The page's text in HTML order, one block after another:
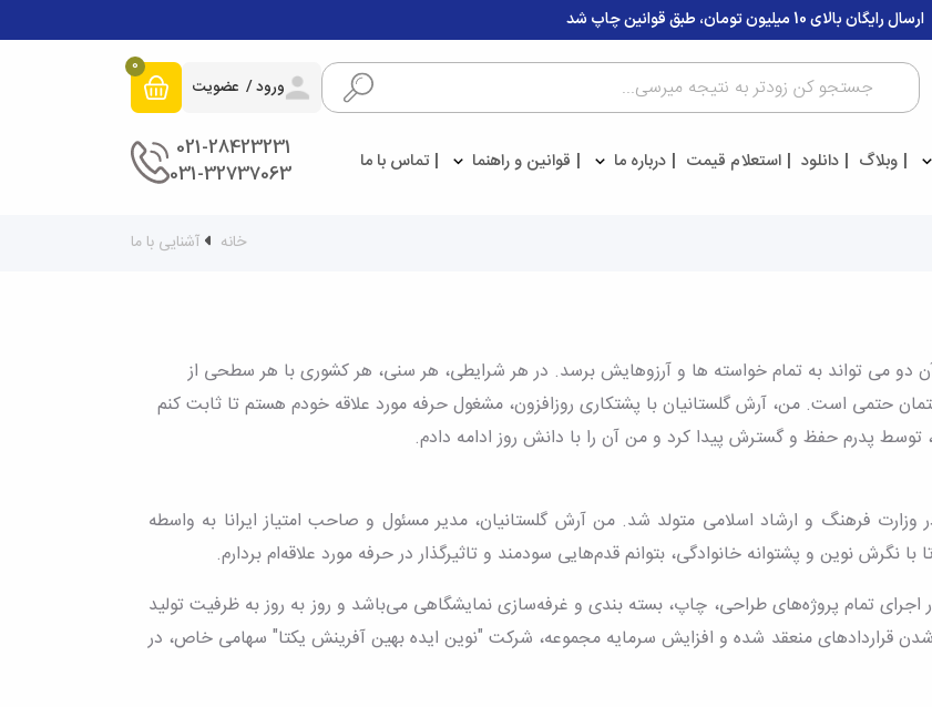
ارسال رایگان بالای 10 میلیون تومان، طبق قوانین چاپ شد
ورود عضویت
0
وبلاگ دانلود استعلام قیمت درباره ما قوانین و راهنما تماس با ما
021-28423231
031-32737063
خانه آشنایی با ما
دو می تواند به تمام خواسته ها و آرزوهایش برسد. در هر شرایطی، هر سنی، هر کشوری با هر سطحی از
حتمی است. من، آرش گلستانیان با پشتکاری روزافزون، مشغول حرفه مورد علاقه خودم هستم تا ثابت کنم
پدرم حفظ و گسترش پیدا کرد و من آن را با دانش روز ادامه دادم.
و تبلیغات، در وزارت فرهنگ و ارشاد اسلامی متولد شد. من آرش گلستانیان، مدیر مسئول و صاحب امتیاز ایرانا به واسطه
نگرش نوین و پشتوانه خانوادگی، بتوانم قدم‌هایی سودمند و تاثیرگذار در حرفه مورد علاقه‌ام بردارم.
تمام پروژه‌های طراحی، چاپ، بسته بندی و غرفه‌سازی نمایشگاهی می‌باشد و روز به روز به ظرفیت تولید
قراردادهای منعقد شده و افزایش سرمایه مجموعه، شرکت "نوین ایده بهین آفرینش یکتا" سهامی خاص، در